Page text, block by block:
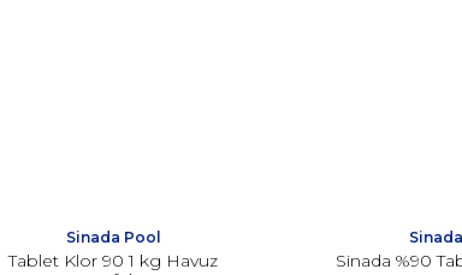
Sinada Pool
Tablet Klor 90 1 kg Havuz
Sinada %90